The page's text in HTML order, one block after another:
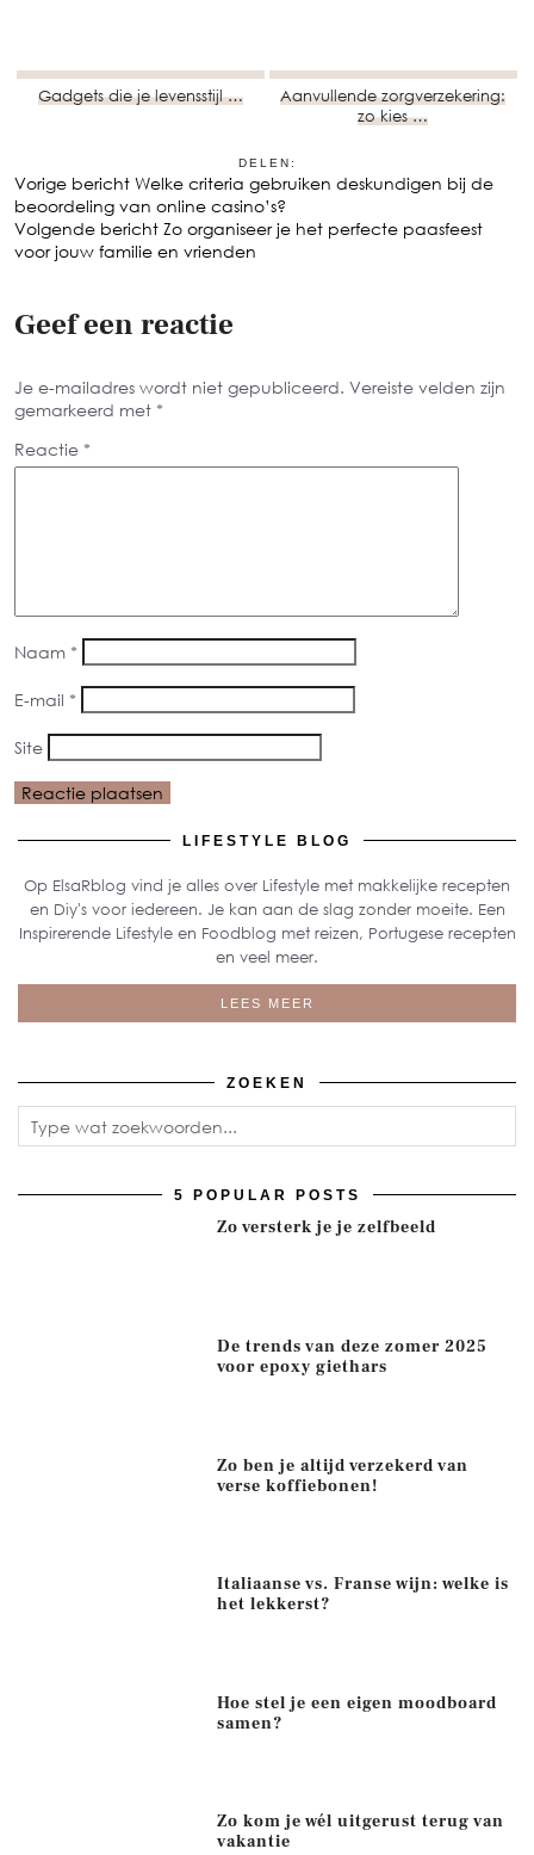
Gadgets die je levensstijl …
Aanvullende zorgverzekering:
zo kies …
DELEN:
Vorige bericht Welke criteria gebruiken deskundigen bij de
beoordeling van online casino’s?
Volgende bericht Zo organiseer je het perfecte paasfeest
voor jouw familie en vrienden
Geef een reactie
Je e-mailadres wordt niet gepubliceerd. Vereiste velden zijn
gemarkeerd met *
Reactie *
Naam *
E-mail *
Site
LIFESTYLE BLOG
Op ElsaRblog vind je alles over Lifestyle met makkelijke recepten
en Diy's voor iedereen. Je kan aan de slag zonder moeite. Een
Inspirerende Lifestyle en Foodblog met reizen, Portugese recepten
en veel meer.
LEES MEER
ZOEKEN
5 POPULAR POSTS
Zo versterk je je zelfbeeld
De trends van deze zomer 2025
voor epoxy giethars
Zo ben je altijd verzekerd van
verse koffiebonen!
Italiaanse vs. Franse wijn: welke is
het lekkerst?
Hoe stel je een eigen moodboard
samen?
Zo kom je wél uitgerust terug van
vakantie